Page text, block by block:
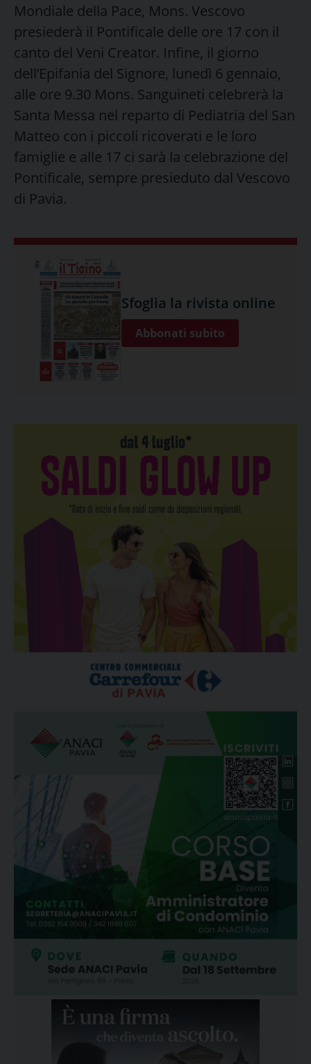
Mondiale della Pace, Mons. Vescovo
presiederà il Pontificale delle ore 17 con il
canto del Veni Creator. Infine, il giorno
dell’Epifania del Signore, lunedì 6 gennaio,
alle ore 9.30 Mons. Sanguineti celebrerà la
Santa Messa nel reparto di Pediatria del San
Matteo con i piccoli ricoverati e le loro
famiglie e alle 17 ci sarà la celebrazione del
Pontificale, sempre presieduto dal Vescovo
di Pavia.
Sfoglia la rivista online
Abbonati subito